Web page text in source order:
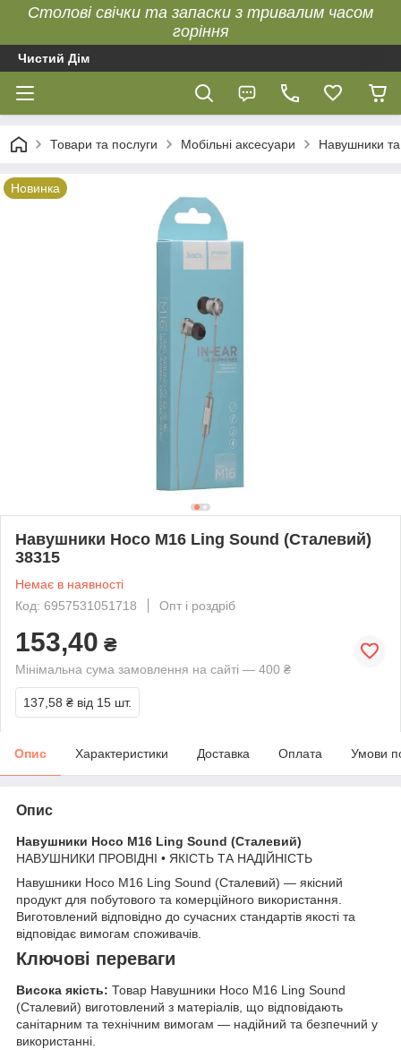
Столові свічки та запаски з тривалим часом
горіння
Чистий Дім
Товари та послуги Мобільні аксесуари Навушники та
Новинка
Навушники Hoco M16 Ling Sound (Сталевий)
38315
Немає в наявності
Код: 6957531051718
Опт і роздріб
153,40 ₴
Мінімальна сума замовлення на сайті — 400 ₴
137,58 ₴ від 15 шт.
Опис Характеристики Доставка Оплата Умови
Опис
Навушники Hoco M16 Ling Sound (Сталевий)
НАВУШНИКИ ПРОВІДНІ • ЯКІСТЬ ТА НАДІЙНІСТЬ
Навушники Hoco M16 Ling Sound (Сталевий) — якісний
продукт для побутового та комерційного використання.
Виготовлений відповідно до сучасних стандартів якості та
відповідає вимогам споживачів.
Ключові переваги
Висока якість: Товар Навушники Hoco M16 Ling Sound
(Сталевий) виготовлений з матеріалів, що відповідають
санітарним та технічним вимогам — надійний та безпечний у
використанні.